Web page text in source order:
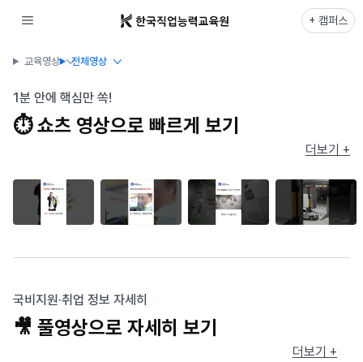
+ 캠퍼스
교육영상 전체영상
1분 안에 핵심만 쏙!
⏱ 쇼츠 영상으로 빠르게 보기
더보기 +
국비지원·취업 정보 자세히
🎥 풀영상으로 자세히 보기
더보기 +